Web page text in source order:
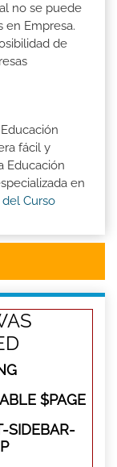
no se puede
en Empresa.
de
fácil y
Educación
en
Curso
$PAGE
SIDEBAR-